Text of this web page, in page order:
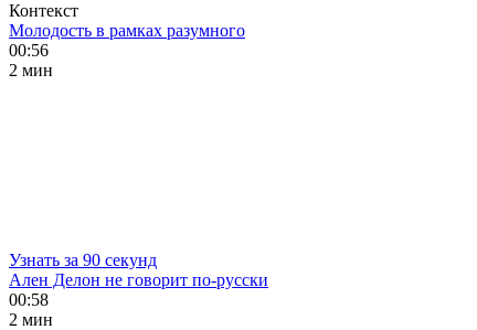
Контекст
Молодость в рамках разумного
00:56
2 мин
Узнать за 90 секунд
Ален Делон не говорит по-русски
00:58
2 мин